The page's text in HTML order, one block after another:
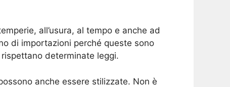
all’usura, al tempo e anche ad
di importazioni perché queste sono
determinate leggi.
anche essere stilizzate. Non è